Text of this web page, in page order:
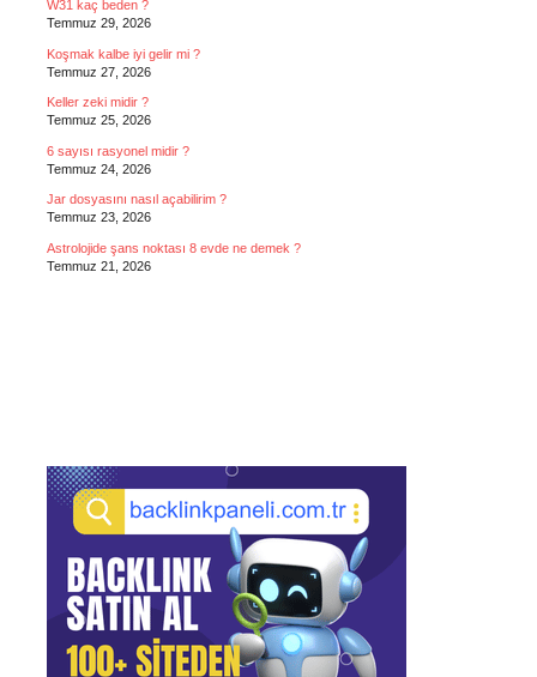
W31 kaç beden ?
Temmuz 29, 2026
Koşmak kalbe iyi gelir mi ?
Temmuz 27, 2026
Keller zeki midir ?
Temmuz 25, 2026
6 sayısı rasyonel midir ?
Temmuz 24, 2026
Jar dosyasını nasıl açabilirim ?
Temmuz 23, 2026
Astrolojide şans noktası 8 evde ne demek ?
Temmuz 21, 2026